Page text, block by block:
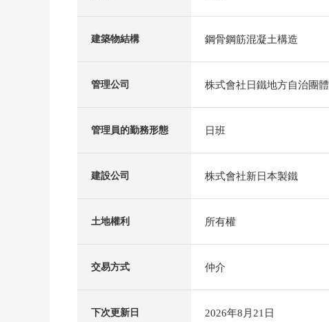
建築物結構 鋼骨鋼筋混凝土構造
管理公司 株式會社日鐵地方自治團體
管理員的勤務形態 日班
建設公司 株式會社新日本製鐵
土地權利 所有權
交易方式 仲介
下次更新日 2026年8月21日